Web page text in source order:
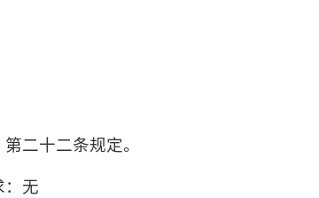
二十二条规定。
：无